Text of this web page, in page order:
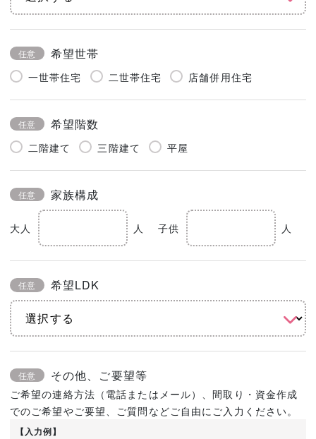
任意 希望世帯
一世帯住宅 二世帯住宅 店舗併用住宅
任意 希望階数
二階建て 三階建て 平屋
任意 家族構成
大人 人 子供 人
任意 希望LDK
任意 その他、ご要望等
ご希望の連絡方法（電話またはメール）、間取り・資金作成
でのご希望やご要望、ご質問などご自由にご入力ください。
【入力例】